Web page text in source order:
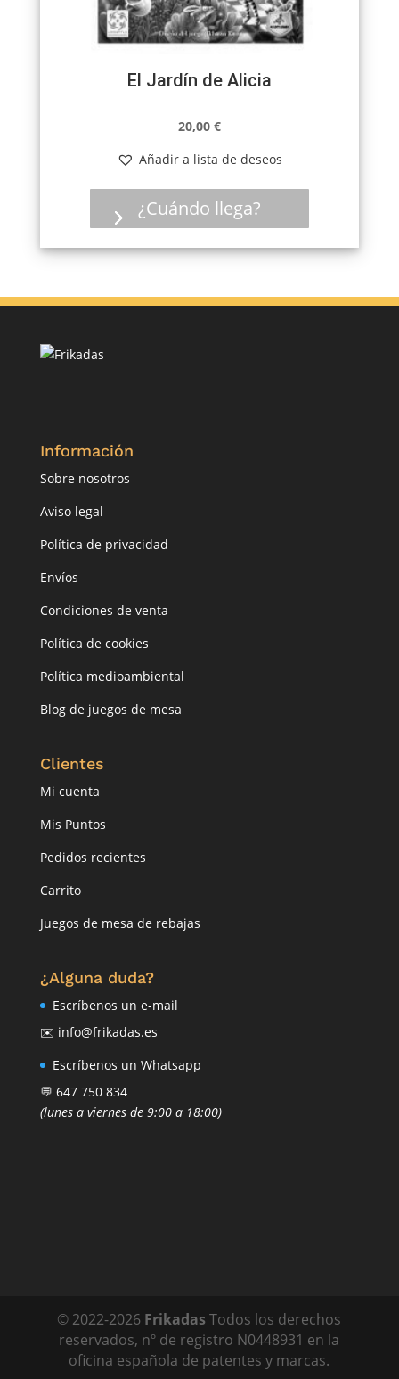
El Jardín de Alicia
20,00 €
Añadir a lista de deseos
¿Cuándo llega?
Información
Sobre nosotros
Aviso legal
Política de privacidad
Envíos
Condiciones de venta
Política de cookies
Política medioambiental
Blog de juegos de mesa
Clientes
Mi cuenta
Mis Puntos
Pedidos recientes
Carrito
Juegos de mesa de rebajas
¿Alguna duda?
Escríbenos un e-mail
✉️ info@frikadas.es
Escríbenos un Whatsapp
💬 647 750 834
(lunes a viernes de 9:00 a 18:00)
© 2022-2026 Frikadas Todos los derechos
reservados, nº de registro N0448931 en la
oficina española de patentes y marcas.